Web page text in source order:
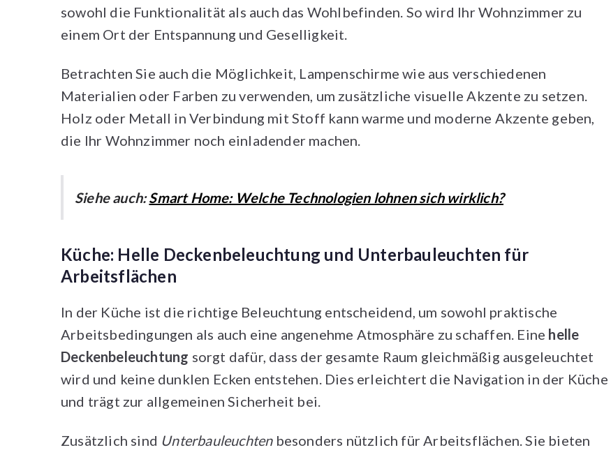
sowohl die Funktionalität als auch das Wohlbefinden. So wird Ihr Wohnzimmer zu
einem Ort der Entspannung und Geselligkeit.
Betrachten Sie auch die Möglichkeit, Lampenschirme wie aus verschiedenen
Materialien oder Farben zu verwenden, um zusätzliche visuelle Akzente zu setzen.
Holz oder Metall in Verbindung mit Stoff kann warme und moderne Akzente geben,
die Ihr Wohnzimmer noch einladender machen.
Siehe auch:Smart Home: Welche Technologien lohnen sich wirklich?
Küche: Helle Deckenbeleuchtung und Unterbauleuchten für
Arbeitsflächen
In der Küche ist die richtige Beleuchtung entscheidend, um sowohl praktische
Arbeitsbedingungen als auch eine angenehme Atmosphäre zu schaffen. Eine helle
Deckenbeleuchtung sorgt dafür, dass der gesamte Raum gleichmäßig ausgeleuchtet
wird und keine dunklen Ecken entstehen. Dies erleichtert die Navigation in der Küche
und trägt zur allgemeinen Sicherheit bei.
Zusätzlich sind Unterbauleuchtenbesonders nützlich für Arbeitsflächen. Sie bieten